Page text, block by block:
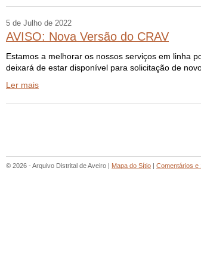
5 de Julho de 2022
AVISO: Nova Versão do CRAV
Estamos a melhorar os nossos serviços em linha
deixará de estar disponível para solicitação de
Ler mais
© 2026 - Arquivo Distrital de Aveiro | Mapa do Sítio Comentários e